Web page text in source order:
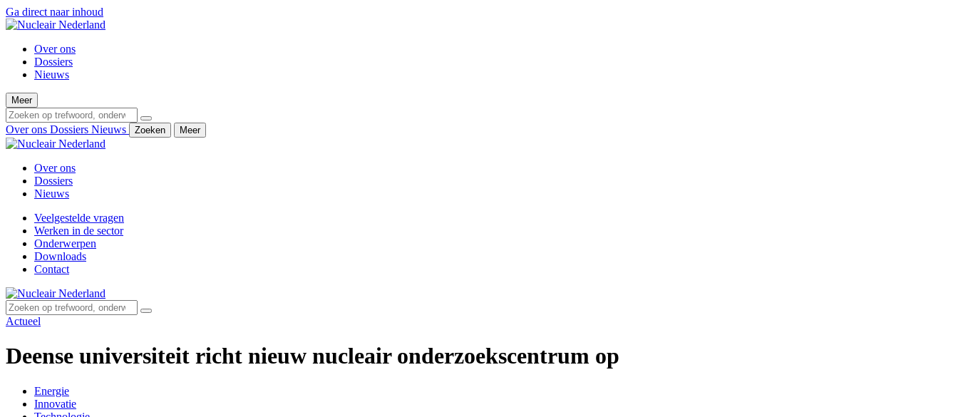
Ga direct naar inhoud
Over ons
Dossiers
Nieuws
Meer
Over ons Dossiers Nieuws Zoeken Meer
Over ons
Dossiers
Nieuws
Veelgestelde vragen
Werken in de sector
Onderwerpen
Downloads
Contact
Actueel
Deense universiteit richt nieuw nucleair onderzoekscentrum op
Energie
Innovatie